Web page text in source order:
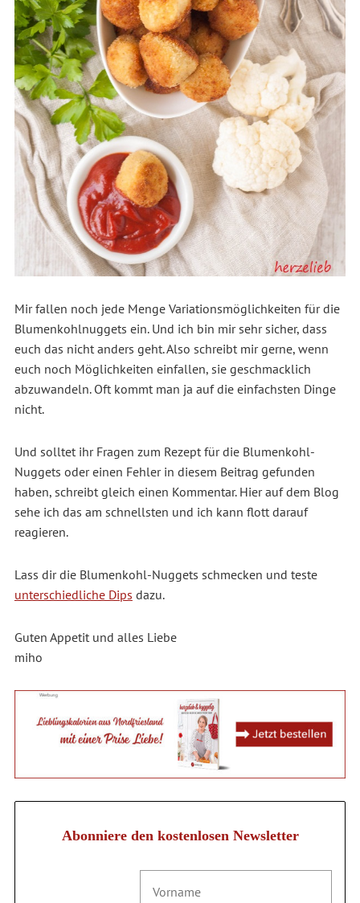
Mir fallen noch jede Menge Variationsmöglichkeiten für die
Blumenkohlnuggets ein. Und ich bin mir sehr sicher, dass
euch das nicht anders geht. Also schreibt mir gerne, wenn
euch noch Möglichkeiten einfallen, sie geschmacklich
abzuwandeln. Oft kommt man ja auf die einfachsten Dinge
nicht.
Und solltet ihr Fragen zum Rezept für die Blumenkohl-
Nuggets oder einen Fehler in diesem Beitrag gefunden
haben, schreibt gleich einen Kommentar. Hier auf dem Blog
sehe ich das am schnellsten und ich kann flott darauf
reagieren.
Lass dir die Blumenkohl-Nuggets schmecken und teste
unterschiedliche Dips dazu.
Guten Appetit und alles Liebe
miho
Abonniere den kostenlosen Newsletter